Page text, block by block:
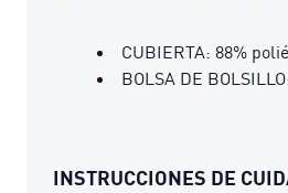
CUBIERTA: 88%
BOLSA DE
INSTRUCCIONES DE